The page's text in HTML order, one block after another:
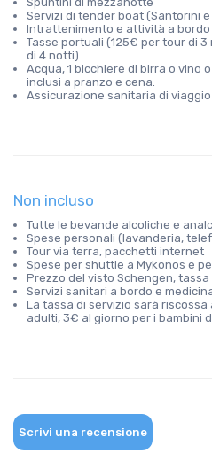
Servizi di tender boat (Santorini e
Intrattenimento e attività a bordo
Tasse portuali (125€ per tour di
di 4 notti)
Acqua, 1 bicchiere di birra o vino
inclusi a pranzo e cena.
Assicurazione sanitaria di
Non incluso
Tutte le bevande alcoliche e
Spese personali (lavanderia,
Tour via terra, pacchetti internet
Spese per shuttle a Mykonos e
Prezzo del visto Schengen,
Servizi sanitari a bordo e
La tassa di servizio sarà
adulti, 3€ al giorno per i bambini
Scrivi una recensione